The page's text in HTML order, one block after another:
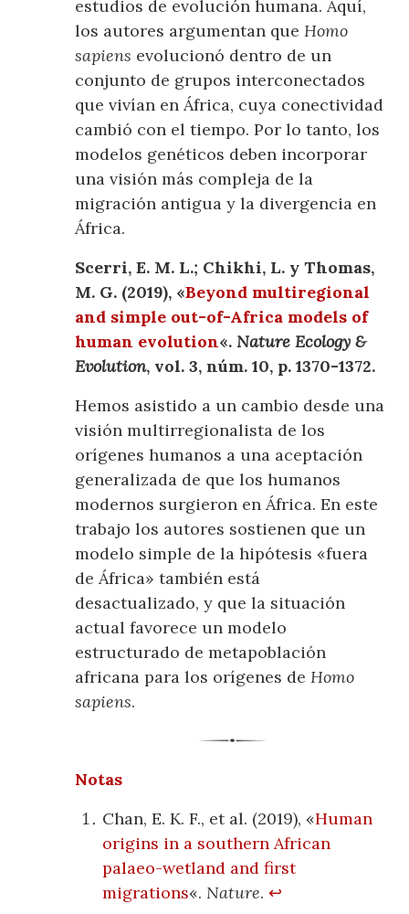
estudios de evolución humana. Aquí,
los autores argumentan que Homo
sapiens evolucionó dentro de un
conjunto de grupos interconectados
que vivían en África, cuya conectividad
cambió con el tiempo. Por lo tanto, los
modelos genéticos deben incorporar
una visión más compleja de la
migración antigua y la divergencia en
África.
Scerri, E. M. L.; Chikhi, L. y Thomas,
M. G. (2019), «Beyond multiregional
and simple out-of-Africa models of
human evolution«. Nature Ecology &
Evolution, vol. 3, núm. 10, p. 1370-1372.
Hemos asistido a un cambio desde una
visión multirregionalista de los
orígenes humanos a una aceptación
generalizada de que los humanos
modernos surgieron en África. En este
trabajo los autores sostienen que un
modelo simple de la hipótesis «fuera
de África» también está
desactualizado, y que la situación
actual favorece un modelo
estructurado de metapoblación
africana para los orígenes de Homo
sapiens.
Notas
Chan, E. K. F., et al. (2019), «Human
origins in a southern African
palaeo-wetland and first
migrations«. Nature.↩